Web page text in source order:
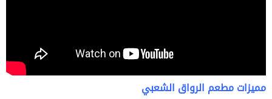
مميزات مطعم الرواق الشعبي